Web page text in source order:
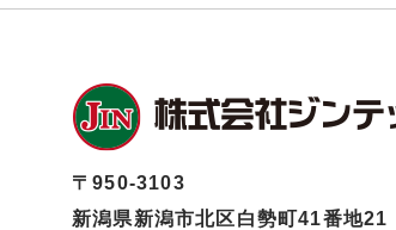
〒950-3103
新潟県新潟市北区白勢町41番地21